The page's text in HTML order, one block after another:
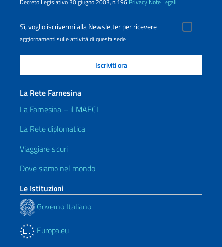
Decreto Legislativo 30 giugno 2003, n.196 Privacy Note Legali
Sì, voglio iscrivermi alla Newsletter per ricevere
aggiornamenti sulle attività di questa sede
La Rete Farnesina
La Farnesina – il MAECI
La Rete diplomatica
Viaggiare sicuri
Dove siamo nel mondo
Le Istituzioni
Governo Italiano
Europa.eu